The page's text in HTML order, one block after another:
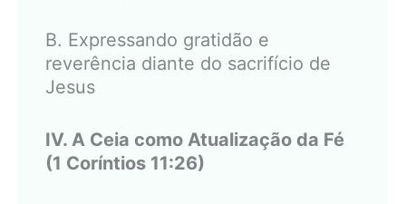
B. Expressando gratidão e
reverência diante do sacrifício de
Jesus
IV. A Ceia como Atualização da Fé
(1 Coríntios 11:26)